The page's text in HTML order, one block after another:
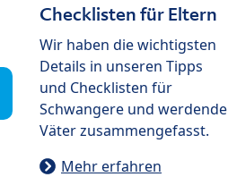
Checklisten für Eltern
Wir haben die wichtigsten
Details in unseren Tipps
und Checklisten für
Schwangere und werdende
Väter zusammengefasst.
Mehr erfahren